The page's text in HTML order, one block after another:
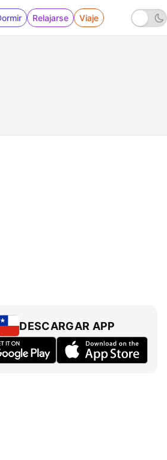
Relajarse Viaje
DESCARGAR APP